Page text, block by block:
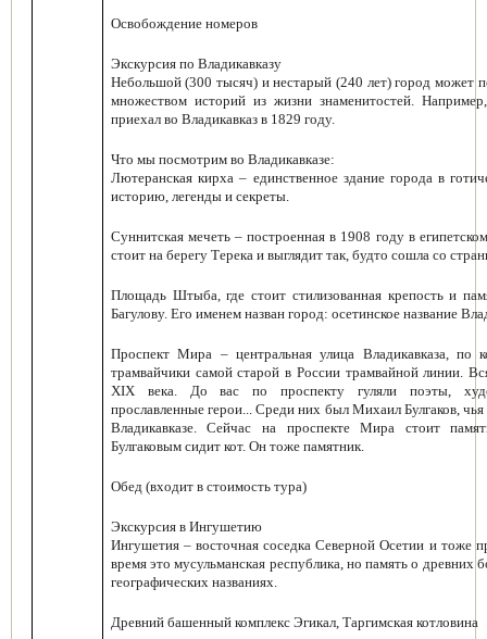
Освобождение номеров
Экскурсия по Владикавказу
Небольшой (300 тысяч) и нестарый (240 лет) город может
множеством историй из жизни знаменитостей.
приехал во Владикавказ в 1829 году.
Что мы посмотрим во Владикавказе:
Лютеранская кирха – единственное здание города в
историю, легенды и секреты.
Суннитская мечеть – построенная в 1908 году в
стоит на берегу Терека и выглядит так, будто сошла со
Площадь Штыба, где стоит стилизованная крепость и
Багулову. Его именем назван город: осетинское название
Проспект Мира – центральная улица Владикавказа, по
трамвайчики самой старой в России трамвайной линии.
XIX века. До вас по проспекту гуляли поэты,
прославленные герои... Среди них был Михаил Булгаков, чья
Владикавказе. Сейчас на проспекте Мира стоит
Булгаковым сидит кот. Он тоже памятник.
Обед (входит в стоимость тура)
Экскурсия в Ингушетию
Ингушетия – восточная соседка Северной Осетии и тоже
время это мусульманская республика, но память о древних
географических названиях.
Древний башенный комплекс Эгикал, Таргимская котловина